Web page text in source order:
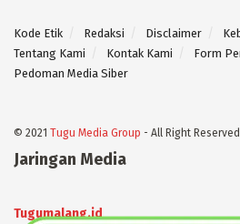
Kode Etik Redaksi Disclaimer
Tentang Kami
Kontak Kami
Form
Pedoman Media Siber
© 2021 Tugu Media Group - All Right Reserved
Jaringan Media
Tugumalang.id